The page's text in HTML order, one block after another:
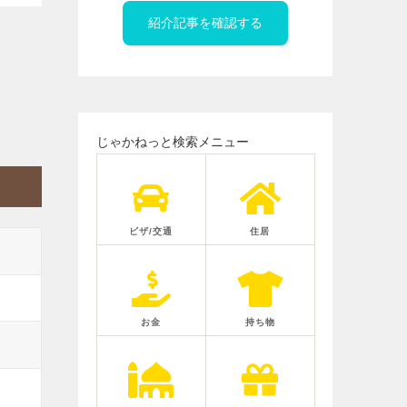
紹介記事を確認する
じゃかねっと検索メニュー
ビザ/交通 住居
お金 持ち物